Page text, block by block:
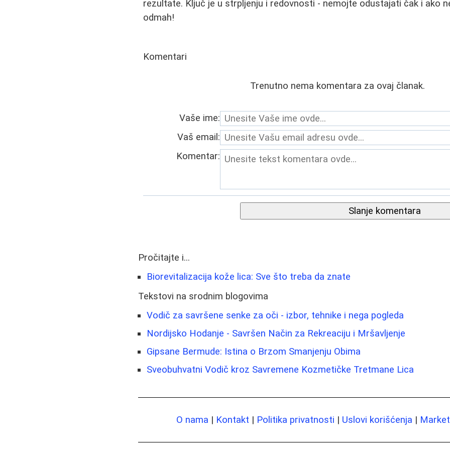
rezultate. Ključ je u strpljenju i redovnosti - nemojte odustajati čak i ako
odmah!
Komentari
Trenutno nema komentara za ovaj članak.
Vaše ime:
Vaš email:
Komentar:
Slanje komentara
Pročitajte i...
Biorevitalizacija kože lica: Sve što treba da znate
Tekstovi na srodnim blogovima
Vodič za savršene senke za oči - izbor, tehnike i nega pogleda
Nordijsko Hodanje - Savršen Način za Rekreaciju i Mršavljenje
Gipsane Bermude: Istina o Brzom Smanjenju Obima
Sveobuhvatni Vodič kroz Savremene Kozmetičke Tretmane Lica
O nama | Kontakt | Politika privatnosti | Uslovi korišćenja |